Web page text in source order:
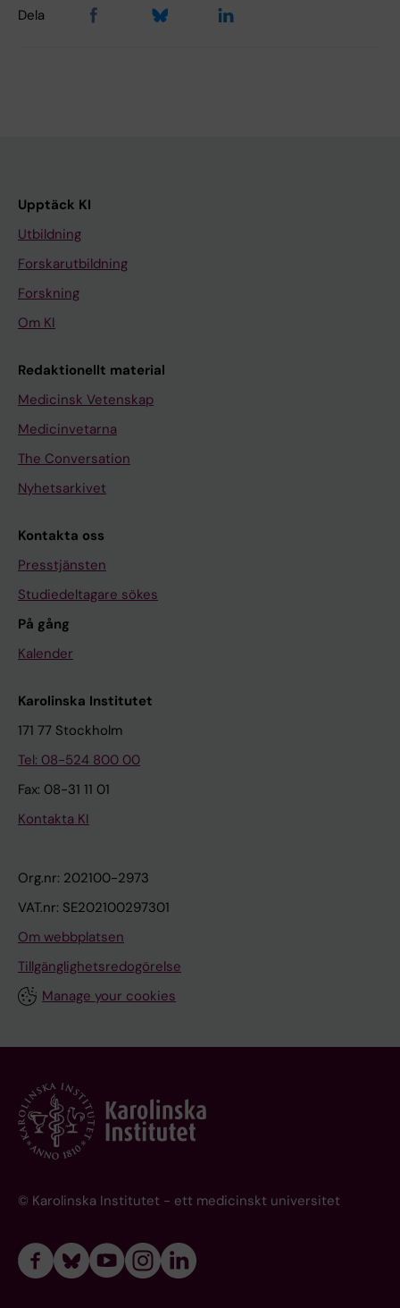
Dela
Upptäck KI
Utbildning
Forskarutbildning
Forskning
Om KI
Redaktionellt material
Medicinsk Vetenskap
Medicinvetarna
The Conversation
Nyhetsarkivet
Kontakta oss
Presstjänsten
Studiedeltagare sökes
På gång
Kalender
Karolinska Institutet
171 77 Stockholm
Tel: 08-524 800 00
Fax: 08-31 11 01
Kontakta KI
Org.nr: 202100-2973
VAT.nr: SE202100297301
Om webbplatsen
Tillgänglighetsredogörelse
Manage your cookies
© Karolinska Institutet - ett medicinskt universitet